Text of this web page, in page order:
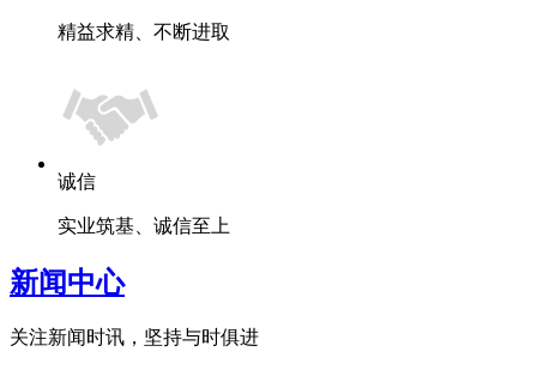
精益求精、不断进取
诚信
实业筑基、诚信至上
新闻中心
关注新闻时讯，坚持与时俱进